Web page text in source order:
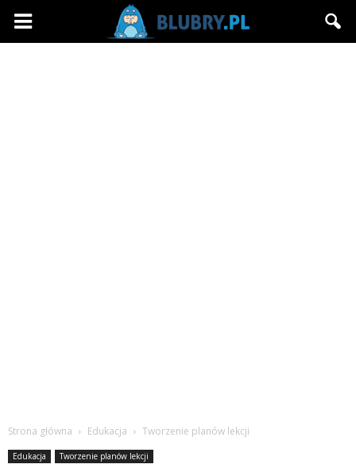
Blubry.pl
Strona główna Edukacja Tworzenie planów lekcji
Edukacja Tworzenie planów lekcji